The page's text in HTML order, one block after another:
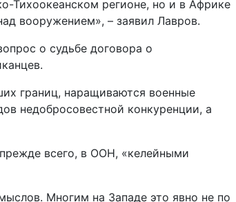
Тихоокеанском регионе, но и в Африке
вооружением», – заявил Лавров.
о судьбе договора о
границ, наращиваются военные
недобросовестной конкуренции, а
всего, в ООН, «келейными
Многим на Западе это явно не по